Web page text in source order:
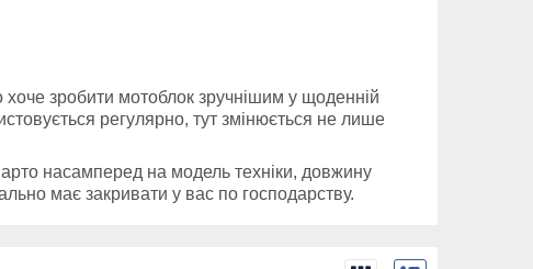
зробити мотоблок зручнішим у щоденній
регулярно, тут змінюється не лише
насамперед на модель техніки, довжину
має закривати у вас по господарству.